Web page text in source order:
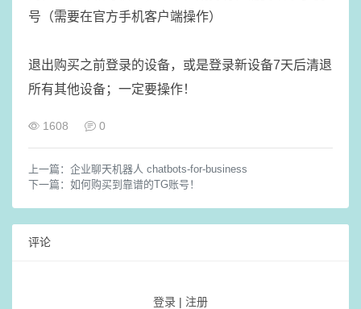
号（需要在官方手机客户端操作）
退出购买之前登录的设备，或是登录新设备7天后清退
所有其他设备；一定要操作！
1608 0
上一篇： 企业聊天机器人 chatbots-for-business
下一篇： 如何购买到靠谱的TG账号！
评论
登录 | 注册